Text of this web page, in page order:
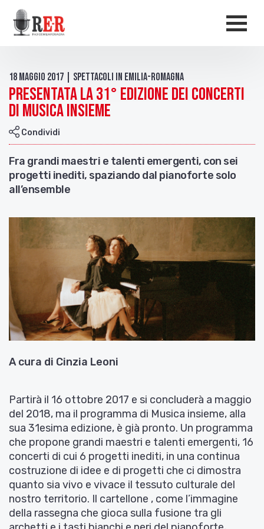
Salta al contenuto principale
18 Maggio 2017 | Spettacoli in Emilia-Romagna
Presentata la 31° edizione dei Concerti
di Musica Insieme
Condividi
Fra grandi maestri e talenti emergenti, con sei
progetti inediti, spaziando dal pianoforte solo
all’ensemble
A cura di Cinzia Leoni
Partirà il 16 ottobre 2017 e si concluderà a maggio
del 2018, ma il programma di Musica insieme, alla
sua 31esima edizione, è già pronto. Un programma
che propone grandi maestri e talenti emergenti, 16
concerti di cui 6 progetti inediti, in una continua
costruzione di idee e di progetti che ci dimostra
quanto sia vivo e vivace il tessuto culturale del
nostro territorio. Il cartellone , come l’immagine
della rassegna che gioca sulla fusione tra gli